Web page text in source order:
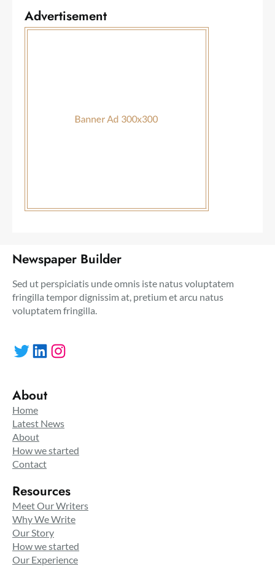
Advertisement
Newspaper Builder
Sed ut perspiciatis unde omnis iste natus voluptatem
fringilla tempor dignissim at, pretium et arcu natus
voluptatem fringilla.
Twitter LinkedIn Instagram
About
Home
Latest News
About
How we started
Contact
Resources
Meet Our Writers
Why We Write
Our Story
How we started
Our Experience